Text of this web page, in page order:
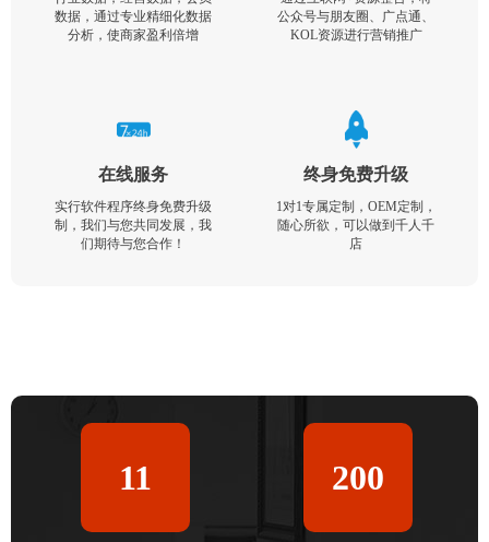
数据，通过专业精细化数据
分析，使商家盈利倍增
公众号与朋友圈、广点通、
KOL资源进行营销推广
在线服务
实行软件程序终身免费升级
制，我们与您共同发展，我
们期待与您合作！
终身免费升级
1对1专属定制，OEM定制，
随心所欲，可以做到千人千
店
11 200